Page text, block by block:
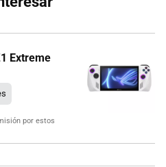
Extreme
por estos